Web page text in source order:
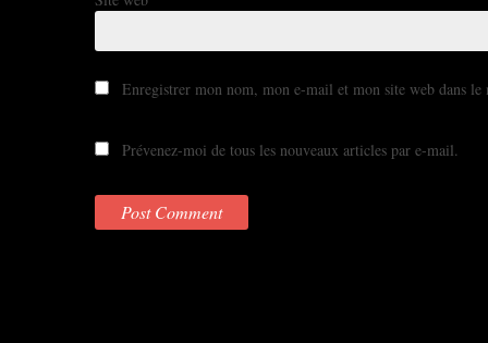
Enregistrer mon nom, mon e-mail et mon site web dans
Prévenez-moi de tous les nouveaux articles par e-mail.